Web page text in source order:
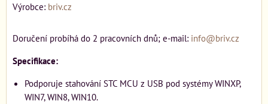
Výrobce: briv.cz
Doručení probíhá do 2 pracovních dnů; e-mail: info@briv.cz
Specifikace:
Podporuje stahování STC MCU z USB pod systémy WINXP,
WIN7, WIN8, WIN10.